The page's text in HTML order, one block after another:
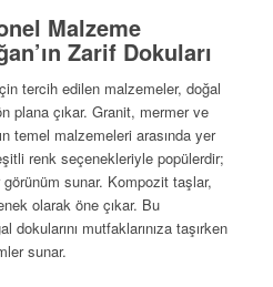
Malzeme
Zarif Dokuları
tercih edilen malzemeler, doğal
plana çıkar. Granit, mermer ve
temel malzemeleri arasında yer
renk seçenekleriyle popülerdir;
sunar. Kompozit taşlar,
olarak öne çıkar. Bu
dokularını mutfaklarınıza taşırken
sunar.